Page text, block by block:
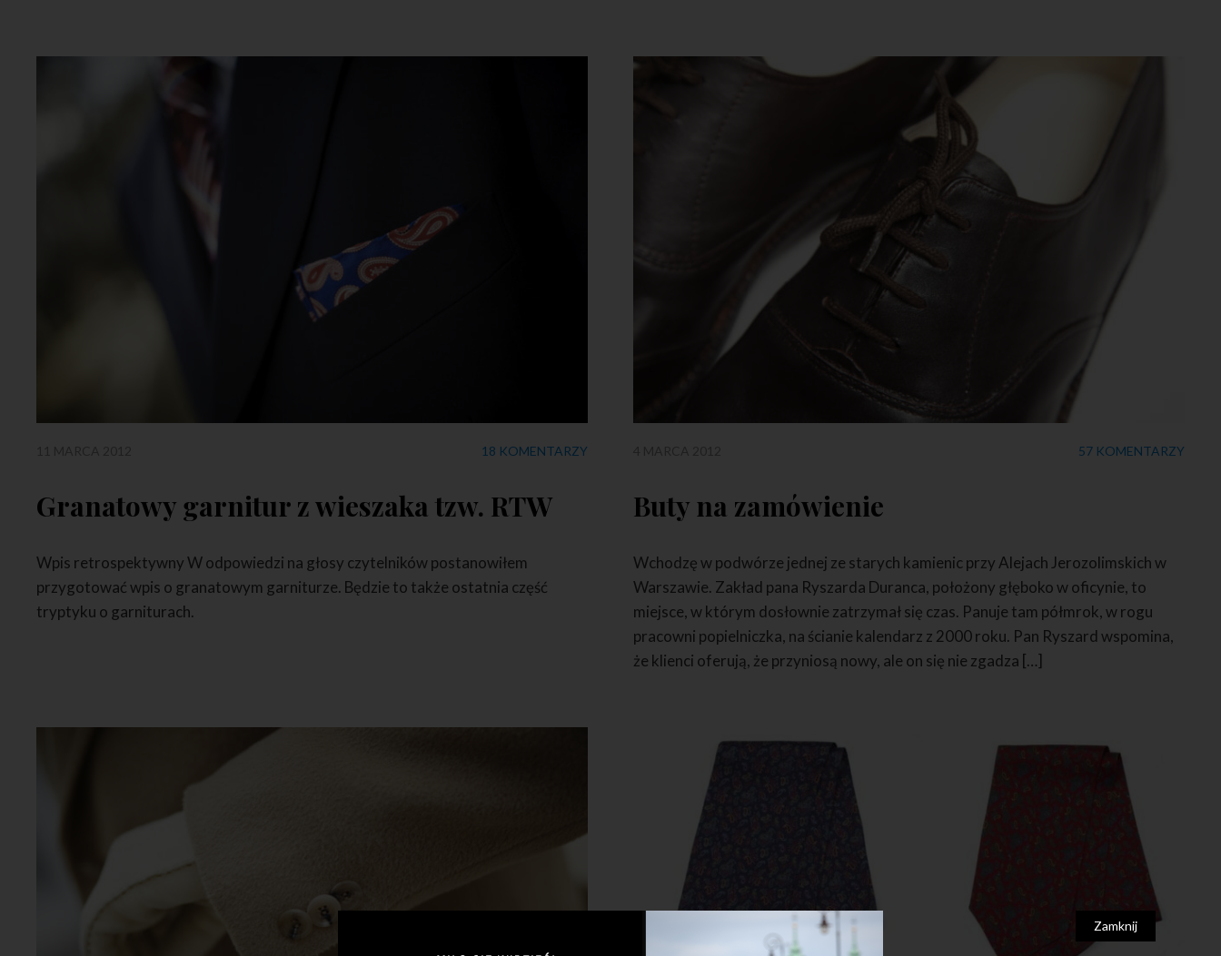
18 KOMENTARZY
Granatowy garnitur z wieszaka tzw. RTW
Wpis retrospektywny W odpowiedzi na głosy czytelników postanowiłem
przygotować wpis o granatowym garniturze. Będzie to także ostatnia część
tryptyku o garniturach.
57 KOMENTARZY
Buty na zamówienie
Wchodzę w podwórze jednej ze starych kamienic przy Alejach Jerozolimskich w
Warszawie. Zakład pana Ryszarda Duranca, położony głęboko w oficynie, to
miejsce, w którym dosłownie zatrzymał się czas. Panuje tam półmrok, w rogu
pracowni popielniczka, na ścianie kalendarz z 2000 roku. Pan Ryszard wspomina,
że klienci oferują, że przyniosą nowy, ale on się nie zgadza […]
Zamknij